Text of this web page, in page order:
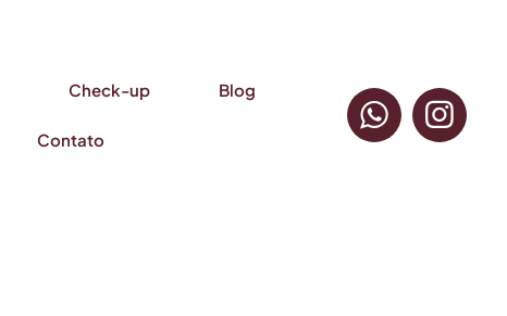
Check-up Blog
Contato